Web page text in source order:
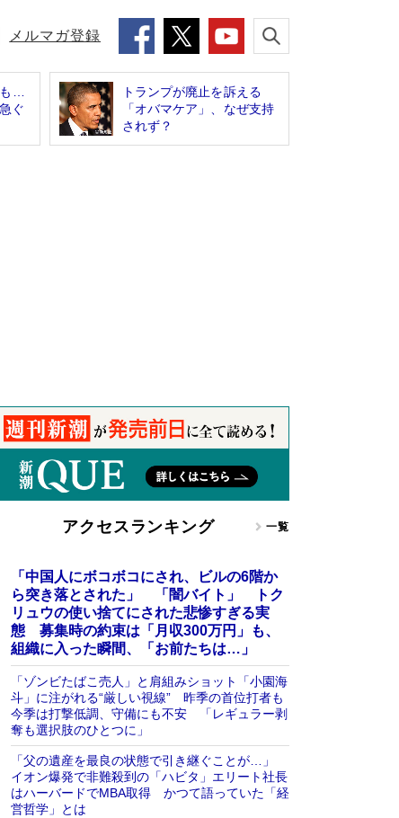
メルマガ登録
…
ぐ
トランプが廃止を訴える
「オバマケア」、なぜ支持
されず？
アクセスランキング 一覧
「中国人にボコボコにされ、ビルの6階か
ら突き落とされた」 「闇バイト」 トク
リュウの使い捨てにされた悲惨すぎる実
態 募集時の約束は「月収300万円」も、
組織に入った瞬間、「お前たちは…」
「ゾンビたばこ売人」と肩組みショット「小園海
斗」に注がれる“厳しい視線” 昨季の首位打者も
今季は打撃低調、守備にも不安 「レギュラー剥
奪も選択肢のひとつに」
「父の遺産を最良の状態で引き継ぐことが…」
イオン爆発で非難殺到の「ハビタ」エリート社長
はハーバードでMBA取得 かつて語っていた「経
営哲学」とは